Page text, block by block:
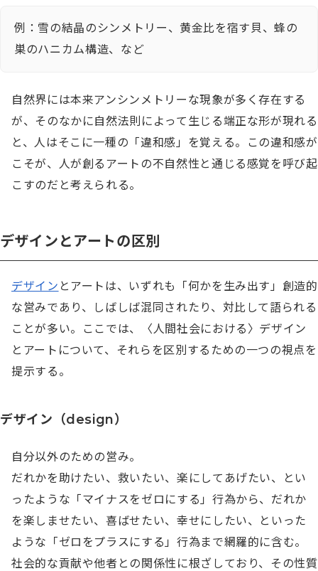
例：雪の結晶のシンメトリー、黄金比を宿す貝、蜂の
巣のハニカム構造、など
自然界には本来アンシンメトリーな現象が多く存在する
が、そのなかに自然法則によって生じる端正な形が現れる
と、人はそこに一種の「違和感」を覚える。この違和感が
こそが、人が創るアートの不自然性と通じる感覚を呼び起
こすのだと考えられる。
デザインとアートの区別
デザイン とアートは、いずれも「何かを生み出す」創造的
な営みであり、しばしば混同されたり、対比して語られる
ことが多い。ここでは、〈人間社会における〉デザイン
とアートについて、それらを区別するための一つの視点を
提示する。
デザイン（design）
自分以外のための営み。
だれかを助けたい、救いたい、楽にしてあげたい、とい
ったような「マイナスをゼロにする」行為から、だれか
を楽しませたい、喜ばせたい、幸せにしたい、といった
ような「ゼロをプラスにする」行為まで網羅的に含む。
社会的な貢献や他者との関係性に根ざしており、その性質